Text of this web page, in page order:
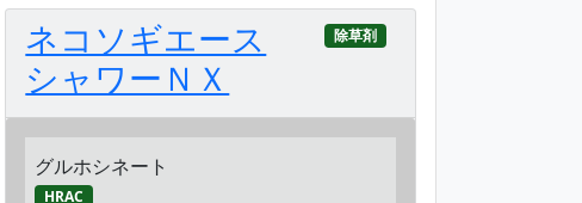
ネコソギエース
シャワーＮＸ
除草剤
グルホシネート
HRAC